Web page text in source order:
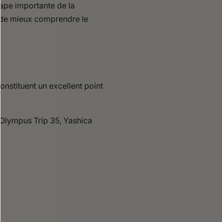
importante de la
mieux comprendre le
un excellent point
Trip 35, Yashica